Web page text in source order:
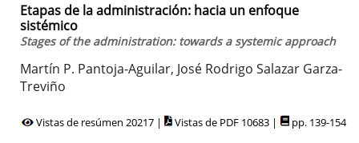
Etapas de la administración: hacia un enfoque
sistémico
Stages of the administration: towards a systemic approach
Martín P. Pantoja-Aguilar, José Rodrigo Salazar Garza-
Treviño
Vistas de resúmen 20217 | Vistas de PDF 10683 | pp. 139-154